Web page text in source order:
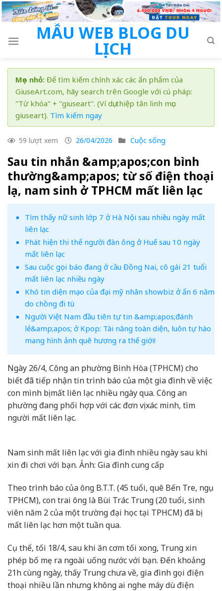
Skip
to
MẪU WEB BLOG DU
LỊCH
Mẹo nhỏ: Để tìm kiếm chính xác các ấn phẩm của
GiuseArt.com, hãy search trên Google với cú pháp:
"Từ khóa" + "giuseart". (Ví dụ: thiệp tân linh mục
giuseart). Tìm kiếm ngay
59 lượt xem 26/04/2026 Cuộc sống
Sau tin nhắn &amp;apos;con bình
thường&amp;apos; từ số điện thoại
lạ, nam sinh ở TPHCM mất liên lạc
Tìm thấy nữ sinh lớp 7 ở Hà Nội sau nhiều ngày mất
liên lạc
Phát hiện thi thể người đàn ông ở Huế sau 10 ngày
mất liên lạc
Sau cuộc gọi báo đang ở cầu Đồng Nai, cô gái 21 tuổi
mất liên lạc nhiều ngày
Khó tin diện mạo của đại mỹ nhân showbiz ở ẩn 6 năm
do chồng đi tù
Người Việt Nam đầu tiên tự tin &amp;apos;đánh
lẻ&amp;apos; ở Kpop: Tài năng toàn diện, luôn tự hào
mang hình ảnh quê hương ra thế giới!
Ngày 26/4, Công an phường Bình Hòa (TPHCM) cho
biết đã tiếp nhận tin trình báo của một gia đình về việc
con mình bị mất liên lạc nhiều ngày qua. Công an
phường đang phối hợp với các đơn vị xác minh, tìm
người mất liên lạc.
Nam sinh mất liên lạc với gia đình nhiều ngày sau khi
xin đi chơi với bạn. Ảnh: Gia đình cung cấp
Theo trình báo của ông B.T.T. (45 tuổi, quê Bến Tre, ngụ
TPHCM), con trai ông là Bùi Trác Trung (20 tuổi, sinh
viên năm 2 của một trường đại học tại TPHCM) đã bị
mất liên lạc hơn một tuần qua.
Cụ thể, tối 18/4, sau khi ăn cơm tối xong, Trung xin
phép bố mẹ ra ngoài uống nước với bạn. Đến khoảng
21h cùng ngày, thấy Trung chưa về, gia đình gọi điện
thoại nhiều lần nhưng không ai nghe máy dù điện